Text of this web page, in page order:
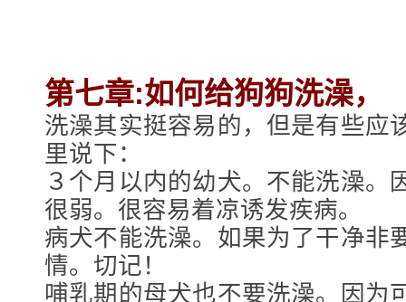
第七章:如何给狗狗洗澡，
洗澡其实挺容易的，但是有些应
里说下：
３个月以内的幼犬。不能洗澡。
很弱。很容易着凉诱发疾病。
病犬不能洗澡。如果为了干净非
情。切记！
哺乳期的母犬也不要洗澡。因为